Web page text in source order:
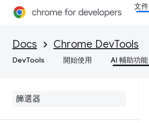
文件
Docs Chrome DevTools
DevTools 開始使用 AI 輔助功能